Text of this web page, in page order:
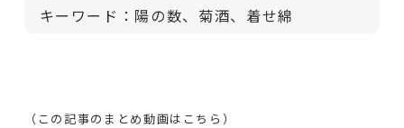
キーワード：陽の数、菊酒、着せ綿
（この記事のまとめ動画はこちら）